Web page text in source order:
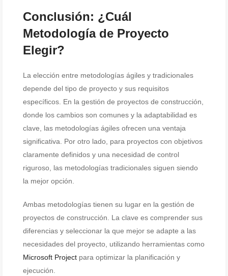
Conclusión: ¿Cuál
Metodología de Proyecto
Elegir?
La elección entre metodologías ágiles y tradicionales
depende del tipo de proyecto y sus requisitos
específicos. En la gestión de proyectos de construcción,
donde los cambios son comunes y la adaptabilidad es
clave, las metodologías ágiles ofrecen una ventaja
significativa. Por otro lado, para proyectos con objetivos
claramente definidos y una necesidad de control
riguroso, las metodologías tradicionales siguen siendo
la mejor opción.
Ambas metodologías tienen su lugar en la gestión de
proyectos de construcción. La clave es comprender sus
diferencias y seleccionar la que mejor se adapte a las
necesidades del proyecto, utilizando herramientas como
Microsoft Project para optimizar la planificación y
ejecución.